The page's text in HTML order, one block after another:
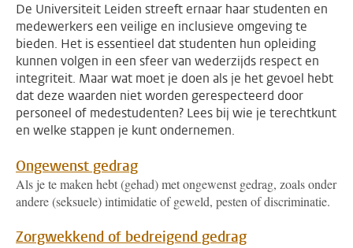
De Universiteit Leiden streeft ernaar haar studenten en
medewerkers een veilige en inclusieve omgeving te
bieden. Het is essentieel dat studenten hun opleiding
kunnen volgen in een sfeer van wederzijds respect en
integriteit. Maar wat moet je doen als je het gevoel hebt
dat deze waarden niet worden gerespecteerd door
personeel of medestudenten? Lees bij wie je terechtkunt
en welke stappen je kunt ondernemen.
Ongewenst gedrag
Als je te maken hebt (gehad) met ongewenst gedrag, zoals onder
andere (seksuele) intimidatie of geweld, pesten of discriminatie.
Zorgwekkend of bedreigend gedrag